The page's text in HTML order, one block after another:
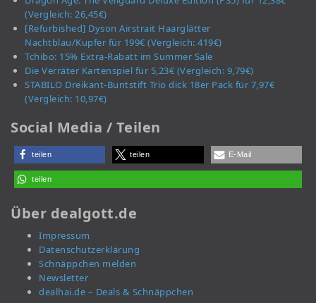
(Vergleich: 26,45€)
[Refurbished] Dyson Airstrait Haarglätter
Nachtblau/Kupfer für 199€ (Vergleich: 419€)
Tchibo: 15% Extra-Rabatt im Summer Sale
Die Verräter Kartenspiel für 5,23€ (Vergleich: 9,79€)
STABILO Dreikant-Buntstift Trio dick 18er Pack für 7,97€
(Vergleich: 10,97€)
Social Media / Teilen
teilen teilen E-Mail
teilen
Über dealgott.de
Impressum
Datenschutzerklärung
Schnäppchen melden
Newsletter
dealhai.de – Deals & Schnäppchen